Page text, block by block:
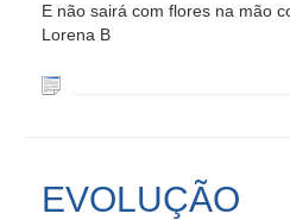
E não sairá com flores na mão
Lorena B
EVOLUÇÃO